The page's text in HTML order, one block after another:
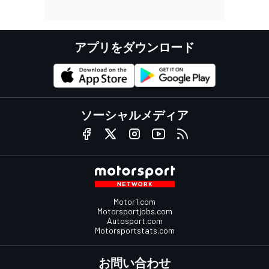
アプリをダウンロード
ソーシャルメディア
Motor1.com
Motorsportjobs.com
Autosport.com
Motorsportstats.com
お問い合わせ